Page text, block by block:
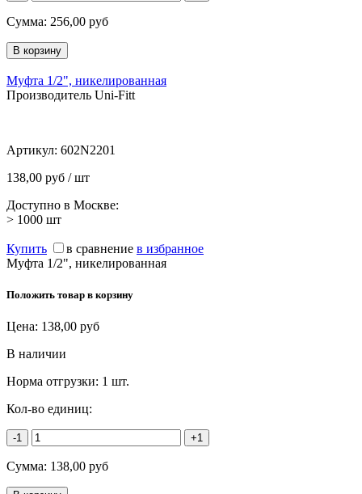
Сумма: 256,00 руб
Муфта 1/2", никелированная
Производитель Uni-Fitt
Артикул: 602N2201
138,00 руб / шт
Доступно в Москве:
> 1000 шт
Купить в сравнение в избранное
Муфта 1/2", никелированная
Положить товар в корзину
Цена: 138,00 руб
В наличии
Норма отгрузки: 1 шт.
Кол-во единиц:
-1 +1
Сумма: 138,00 руб